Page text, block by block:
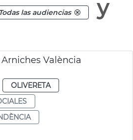
Todas las audiencias
y
València
OLIVERETA